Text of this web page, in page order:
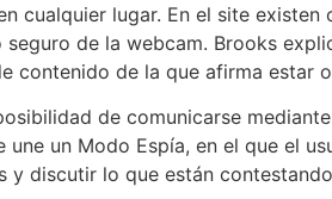
lugar. En el site
de la webcam. Brooks
contenido de la que afirma estar
de comunicarse
un Modo Espía, en el que el
discutir lo que están